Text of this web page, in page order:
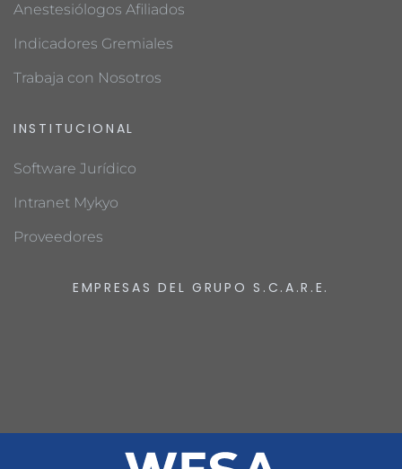
Anestesiólogos Afiliados
Indicadores Gremiales
Trabaja con Nosotros
INSTITUCIONAL
Software Jurídico
Intranet Mykyo
Proveedores
EMPRESAS DEL GRUPO S.C.A.R.E.